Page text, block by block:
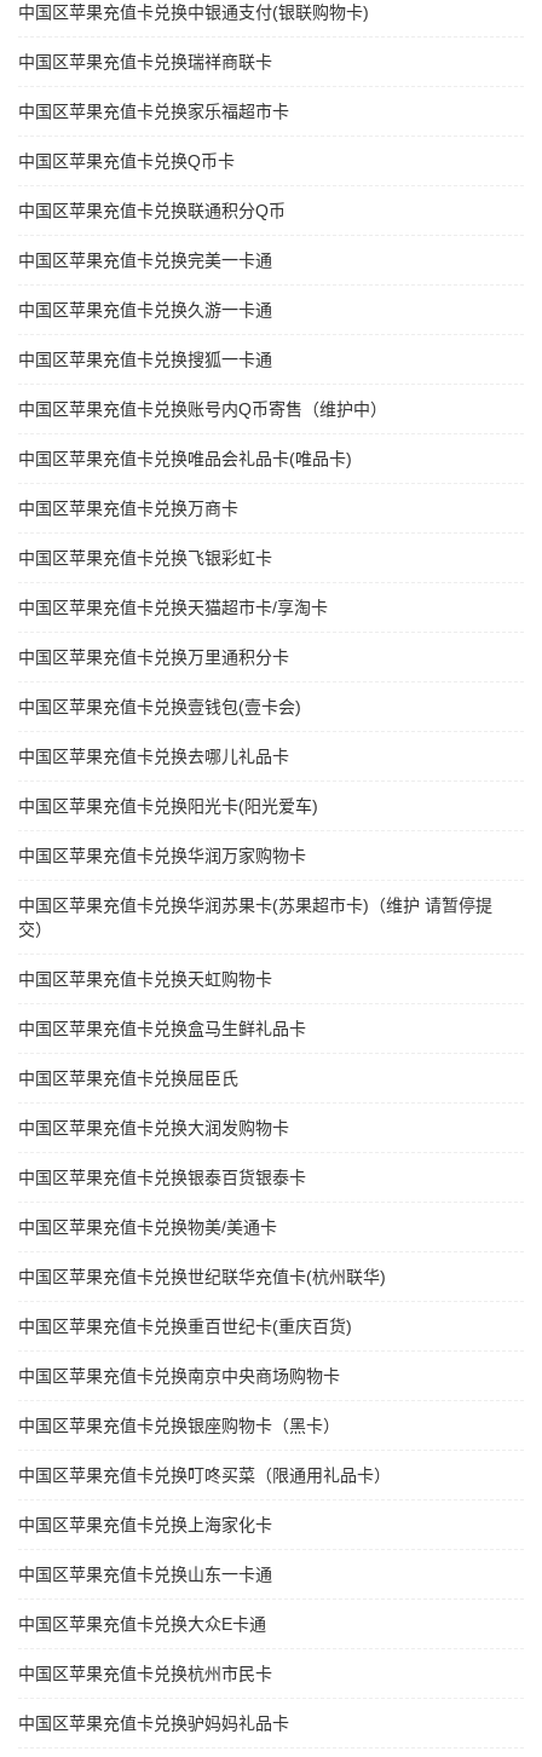
中国区苹果充值卡兑换中银通支付(银联购物卡)
中国区苹果充值卡兑换瑞祥商联卡
中国区苹果充值卡兑换家乐福超市卡
中国区苹果充值卡兑换Q币卡
中国区苹果充值卡兑换联通积分Q币
中国区苹果充值卡兑换完美一卡通
中国区苹果充值卡兑换久游一卡通
中国区苹果充值卡兑换搜狐一卡通
中国区苹果充值卡兑换账号内Q币寄售（维护中）
中国区苹果充值卡兑换唯品会礼品卡(唯品卡)
中国区苹果充值卡兑换万商卡
中国区苹果充值卡兑换飞银彩虹卡
中国区苹果充值卡兑换天猫超市卡/享淘卡
中国区苹果充值卡兑换万里通积分卡
中国区苹果充值卡兑换壹钱包(壹卡会)
中国区苹果充值卡兑换去哪儿礼品卡
中国区苹果充值卡兑换阳光卡(阳光爱车)
中国区苹果充值卡兑换华润万家购物卡
中国区苹果充值卡兑换华润苏果卡(苏果超市卡)（维护 请暂停提
交）
中国区苹果充值卡兑换天虹购物卡
中国区苹果充值卡兑换盒马生鲜礼品卡
中国区苹果充值卡兑换屈臣氏
中国区苹果充值卡兑换大润发购物卡
中国区苹果充值卡兑换银泰百货银泰卡
中国区苹果充值卡兑换物美/美通卡
中国区苹果充值卡兑换世纪联华充值卡(杭州联华)
中国区苹果充值卡兑换重百世纪卡(重庆百货)
中国区苹果充值卡兑换南京中央商场购物卡
中国区苹果充值卡兑换银座购物卡（黑卡）
中国区苹果充值卡兑换叮咚买菜（限通用礼品卡）
中国区苹果充值卡兑换上海家化卡
中国区苹果充值卡兑换山东一卡通
中国区苹果充值卡兑换大众E卡通
中国区苹果充值卡兑换杭州市民卡
中国区苹果充值卡兑换驴妈妈礼品卡